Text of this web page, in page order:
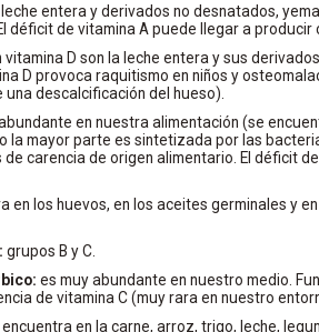
entera y derivados no desnatados,
déficit de vitamina A puede llegar a producir
D son la leche entera y sus
D provoca raquitismo en niños y
descalcificación del hueso).
en nuestra alimentación (se
la mayor parte es sintetizada por las
carencia de origen alimentario. El déficit
en los huevos, en los aceites germinales y
grupos B y C.
es muy abundante en nuestro medio.
de vitamina C (muy rara en nuestro
en la carne, arroz, trigo, leche,